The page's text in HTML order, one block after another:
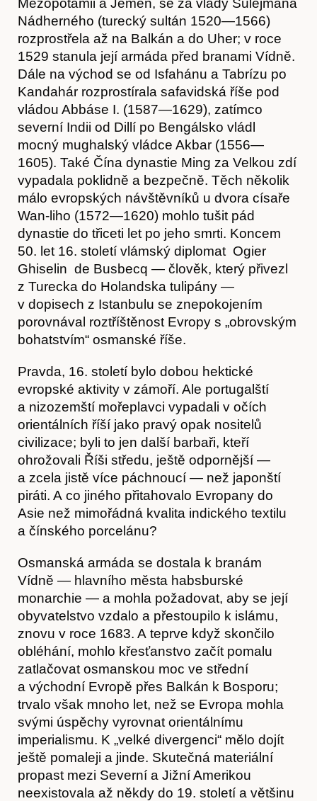
Nádherného (turecký sultán 1520—1566)
rozprostřela až na Balkán a do Uher; v roce
1529 stanula její armáda před branami Vídně.
Dále na východ se od Isfahánu a Tabrízu po
Kandahár rozprostírala safavidská říše pod
vládou Abbáse I. (1587—1629), zatímco
severní Indii od Dillí po Bengálsko vládl
mocný mughalský vládce Akbar (1556—
1605). Také Čína dynastie Ming za Velkou zdí
vypadala poklidně a bezpečně. Těch několik
málo evropských návštěvníků u dvora císaře
Wan-liho (1572—1620) mohlo tušit pád
dynastie do třiceti let po jeho smrti. Koncem
50. let 16. století vlámský diplomat Ogier
Ghiselin de Busbecq — člověk, který přivezl
z Turecka do Holandska tulipány —
v dopisech z Istanbulu se znepokojením
porovnával roztříštěnost Evropy s „obrovským
bohatstvím“ osmanské říše.
Pravda, 16. století bylo dobou hektické
evropské aktivity v zámoří. Ale portugalští
a nizozemští mořeplavci vypadali v očích
orientálních říší jako pravý opak nositelů
civilizace; byli to jen další barbaři, kteří
ohrožovali Říši středu, ještě odpornější —
a zcela jistě více páchnoucí — než japonští
piráti. A co jiného přitahovalo Evropany do
Asie než mimořádná kvalita indického textilu
a čínského porcelánu?
Osmanská armáda se dostala k branám
Vídně — hlavního města habsburské
monarchie — a mohla požadovat, aby se její
obyvatelstvo vzdalo a přestoupilo k islámu,
znovu v roce 1683. A teprve když skončilo
obléhání, mohlo křesťanstvo začít pomalu
zatlačovat osmanskou moc ve střední
a východní Evropě přes Balkán k Bosporu;
trvalo však mnoho let, než se Evropa mohla
svými úspěchy vyrovnat orientálnímu
imperialismu. K „velké divergenci“ mělo dojít
ještě pomaleji a jinde. Skutečná materiální
propast mezi Severní a Jižní Amerikou
neexistovala až někdy do 19. století a většinu